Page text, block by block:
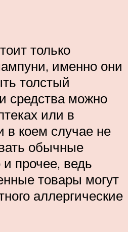
только
именно они
толстый
средства можно
или в
в коем случае не
обычные
прочее, ведь
товары могут
аллергические